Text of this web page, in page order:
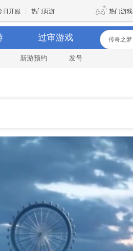
日开服 热门页游 热门游戏
魔兽 DNF
过审游戏
新游预约 发号